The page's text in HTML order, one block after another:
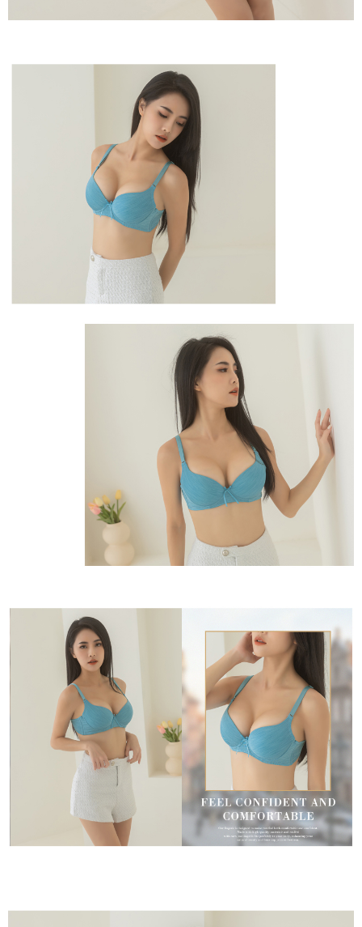
2. Pilihan kaedah pembayaran "Pembayaran Ansuran Gogo", selepas
mengesahkan pembayaran, transaksi akan selesai.
3. Jumlah kelulusan sebenar, bilangan ansuran dan jumlah bayaran
adalah berdasarkan halaman pengesahan transaksi seterusnya.
4. Dalam masa 30 minit selepas pesanan ditubuhkan, jika tidak pergi
untuk mengesahkan transaksi atau jika tidak lulus semakan, pesanan
akan dibatalkan secara automatik. Jika terdapat situasi "pindah untuk
semakan khusus" yang tidak lulus, ini menunjukkan bahawa sistem
penilaian tidak mencukupi, tiada penjelasan mengenai kandungan
penilaian boleh diberikan.
【Penerangan Kaedah Pembayaran】
1. Pembayaran ansuran tidak digabungkan dalam bil telekomunikasi,
"Pembayaran Ansuran Gogo" akan menghantar SMS peringatan
pembayaran selepas tarikh penyelesaian bulanan.
2. Melalui pautan SMS untuk membuka bil, anda boleh memilih untuk
membayar melalui "Kod bar kedai serbaneka / Kedai rasmi Taiwan
Mobile / Pemindahan bank / Pembayaran J街口 / iPASS MONEY" dan
1. Perkhidmatan ini disediakan oleh "Taiwan Mobile Co., Ltd." untuk
membolehkan pengguna membeli produk atau perkhidmatan melalui
perkhidmatan ini semasa transaksi, dan kedai akan menyerahkan hak
tuntutan harga jual/beli ansuran kepada syarikat ini untuk membayar bil
2. Berdasarkan tujuan kontrak persetujuan pembayaran menggunakan
"Pembayaran Ansuran Gogo", kedai akan memberikan maklumat peribadi
anda (termasuk nama, telefon atau alamat) kepada Taiwan Mobile untuk
pengumpulan, pemprosesan dan penggunaan, untuk pengesahan,
semakan dan pembetulan data yang diperlukan untuk bil ansuran oleh
3. Sila baca syarat perkhidmatan pengguna secara lengkap melalui
pautan berikut: https://oppay.tw/userRule
peribadi yang disenaraikan seperti di atas akan dikumpul dan digunakan
oleh AFTEE, sila jangan gunakan perkhidmatan ini.